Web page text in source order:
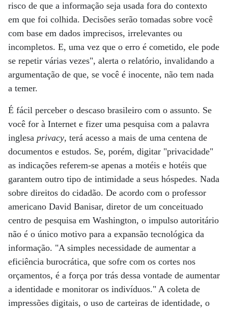
risco de que a informação seja usada fora do contexto
em que foi colhida. Decisões serão tomadas sobre você
com base em dados imprecisos, irrelevantes ou
incompletos. E, uma vez que o erro é cometido, ele pode
se repetir várias vezes", alerta o relatório, invalidando a
argumentação de que, se você é inocente, não tem nada
a temer.
É fácil perceber o descaso brasileiro com o assunto. Se
você for à Internet e fizer uma pesquisa com a palavra
inglesa privacy, terá acesso a mais de uma centena de
documentos e estudos. Se, porém, digitar "privacidade"
as indicações referem-se apenas a motéis e hotéis que
garantem outro tipo de intimidade a seus hóspedes. Nada
sobre direitos do cidadão. De acordo com o professor
americano David Banisar, diretor de um conceituado
centro de pesquisa em Washington, o impulso autoritário
não é o único motivo para a expansão tecnológica da
informação. "A simples necessidade de aumentar a
eficiência burocrática, que sofre com os cortes nos
orçamentos, é a força por trás dessa vontade de aumentar
a identidade e monitorar os indivíduos." A coleta de
impressões digitais, o uso de carteiras de identidade, o